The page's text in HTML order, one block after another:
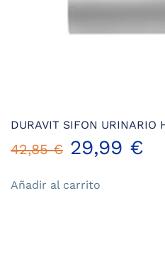
DURAVIT SIFON URINARIO
42,85€ El
precio
29,99 €
Añadir al carrito